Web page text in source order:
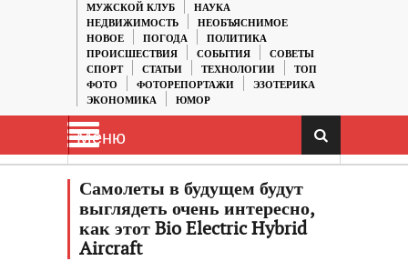
МУЖСКОЙ КЛУБ
НАУКА
НЕДВИЖИМОСТЬ
НЕОБЪЯСНИМОЕ
НОВОЕ
ПОГОДА
ПОЛИТИКА
ПРОИСШЕСТВИЯ
СОБЫТИЯ
СОВЕТЫ
СПОРТ
СТАТЬИ ТЕХНОЛОГИИ
ТОП
ФОТО
ФОТОРЕПОРТАЖИ
ЭЗОТЕРИКА
ЭКОНОМИКА
ЮМОР
Меню
Самолеты в будущем будут
выглядеть очень интересно,
как этот Bio Electric Hybrid
Aircraft